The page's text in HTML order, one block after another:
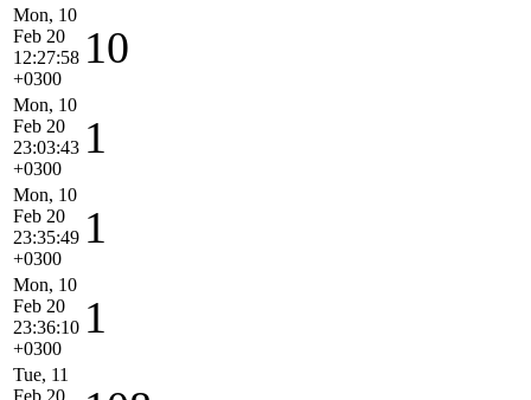
Mon, 10
Feb 20
12:27:58
+0300
10
Mon, 10
Feb 20
23:03:43
+0300
1
Mon, 10
Feb 20
23:35:49
+0300
1
Mon, 10
Feb 20
23:36:10
+0300
1
Tue, 11
Feb 20